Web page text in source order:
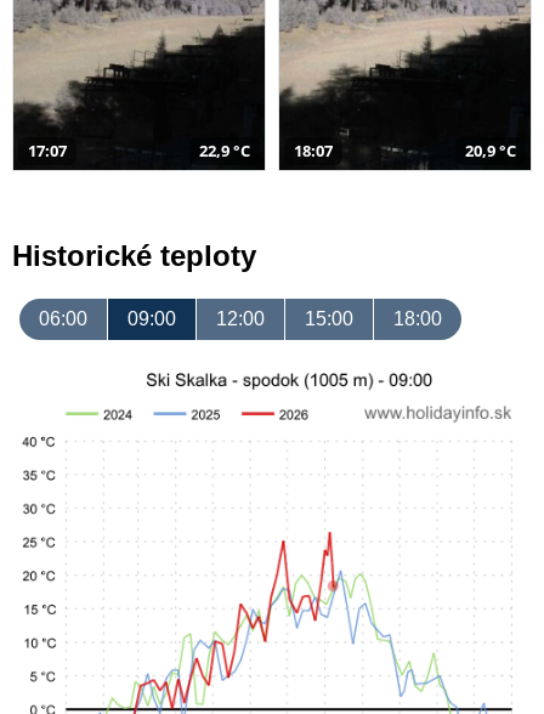
17:07 22,9 °C 18:07 20,9 °C
Historické teploty
06:00 09:00 12:00 15:00 18:00